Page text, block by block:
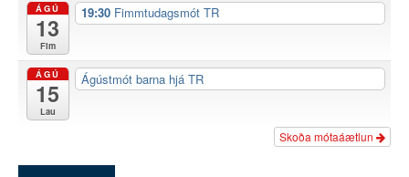
ÁGÚ
13
Fim
19:30 Fimmtudagsmót TR
ÁGÚ
15
Lau
Ágústmót barna hjá TR
Skoða mótaáætlun